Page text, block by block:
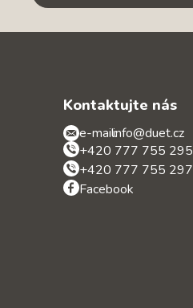
Kontaktujte nás
e-mail:info@duet.cz
+420 777 755 295
+420 777 755 297
Facebook